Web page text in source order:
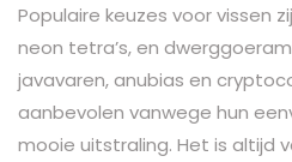
Populaire keuzes voor vissen
neon tetra’s, en
javavaren, anubias en
aanbevolen vanwege hun
mooie uitstraling. Het is altijd